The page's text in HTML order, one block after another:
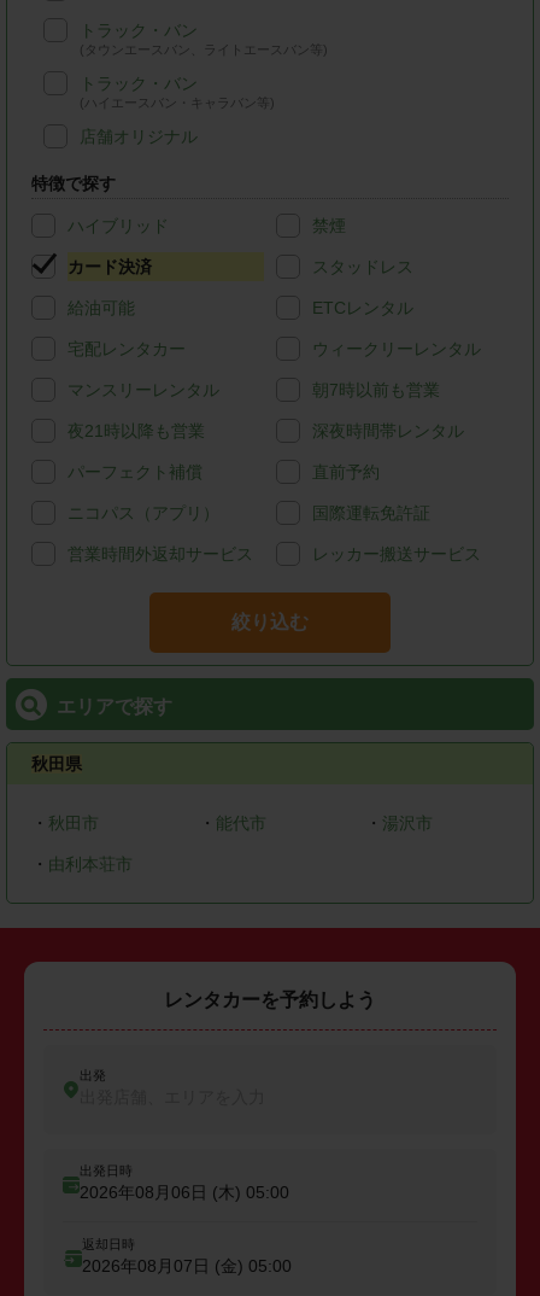
トラック・バン
(タウンエースバン、ライトエースバン等)
トラック・バン
(ハイエースバン・キャラバン等)
店舗オリジナル
特徴で探す
ハイブリッド 禁煙
カード決済 スタッドレス
給油可能 ETCレンタル
宅配レンタカー ウィークリーレンタル
マンスリーレンタル 朝7時以前も営業
夜21時以降も営業 深夜時間帯レンタル
パーフェクト補償 直前予約
ニコパス（アプリ） 国際運転免許証
営業時間外返却サービス レッカー搬送サービス
絞り込む
エリアで探す
秋田県
・ 秋田市 ・ 能代市 ・ 湯沢市
・ 由利本荘市
レンタカーを予約しよう
出発
出発日時
2026年08月06日 (木) 05:00
返却日時
2026年08月07日 (金) 05:00